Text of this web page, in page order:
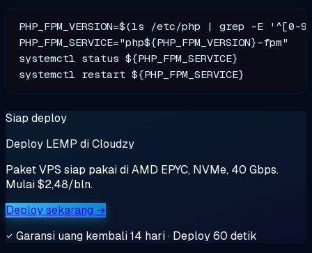
PHP_FPM_VERSION=$(ls /etc/php | grep -E
PHP_FPM_SERVICE="php${PHP_FPM_VERSION}-fpm"
systemctl status ${PHP_FPM_SERVICE}
Siap deploy
Deploy LEMP di Cloudzy
Paket VPS siap pakai di AMD EPYC, NVMe, 40 Gbps.
Mulai $2,48/bln.
Deploy sekarang →
Garansi uang kembali 14 hari · Deploy 60 detik